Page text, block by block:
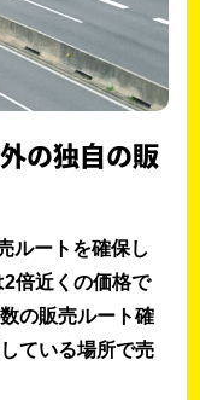
の独自の販
ルートを確保し
倍近くの価格で
の販売ルート確
ている場所で売